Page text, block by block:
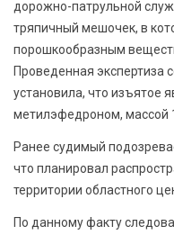
дорожно-патрульной
тряпичный мешочек, в
порошкообразным
Проведенная экспертиза
установила, что изъятое
метилэфедроном, массой
Ранее судимый
что планировал
территории областного
По данному факту